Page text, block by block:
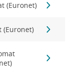
(Euronet)
(Euronet)